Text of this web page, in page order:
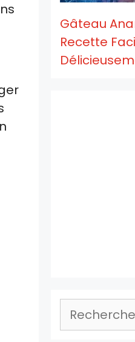
Gâteau
Recette
Rechercher :